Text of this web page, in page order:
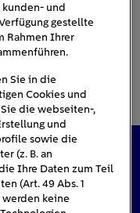
und
gestellte
Rahmen Ihrer
Sie in die
Cookies und
die webseiten-,
und
sowie die
(z. B. an
Ihre Daten zum Teil
(Art. 49 Abs. 1
werden keine